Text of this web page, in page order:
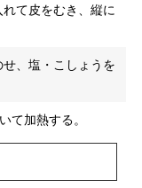
て皮をむき、縦に
、塩・こしょうを
て加熱する。